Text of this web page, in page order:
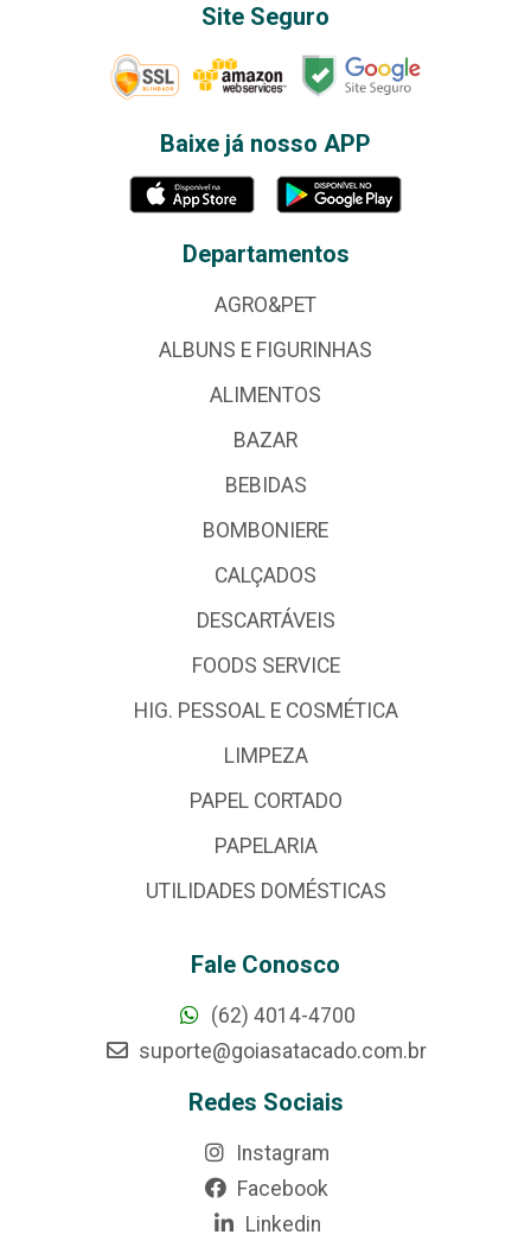
Site Seguro
Baixe já nosso APP
Departamentos
AGRO&PET
ALBUNS E FIGURINHAS
ALIMENTOS
BAZAR
BEBIDAS
BOMBONIERE
CALÇADOS
DESCARTÁVEIS
FOODS SERVICE
HIG. PESSOAL E COSMÉTICA
LIMPEZA
PAPEL CORTADO
PAPELARIA
UTILIDADES DOMÉSTICAS
Fale Conosco
(62) 4014-4700
suporte@goiasatacado.com.br
Redes Sociais
Instagram
Facebook
Linkedin